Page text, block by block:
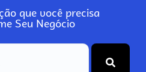
que você precisa
Seu Negócio